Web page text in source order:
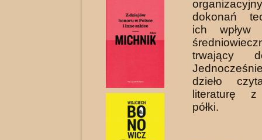
dokonań
ich wpływ
trwający
dzieło
literaturę z
półki.